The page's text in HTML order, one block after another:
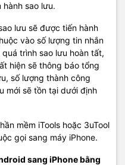
sao lưu.
lưu sẽ được tiến hành
vào số lượng tin nhắn
trình sao lưu hoàn tất,
hiện sẽ thông báo tổng
số lượng thành công
mới sẽ tồn tại dưới định
mềm iTools hoặc 3uTool
gọi sang máy iPhone.
sang iPhone bằng